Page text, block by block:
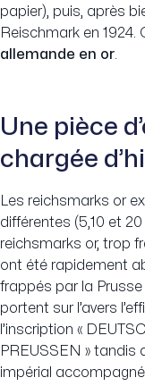
papier), puis, après
Reischmark en 1924.
allemande en or
Une pièce
chargée
Les reichsmarks or
différentes (5,10 et
reichsmarks or, trop
ont été rapidement
frappés par la
portent sur l’avers
l’inscription «
PREUSSEN » tandis
impérial accompagné